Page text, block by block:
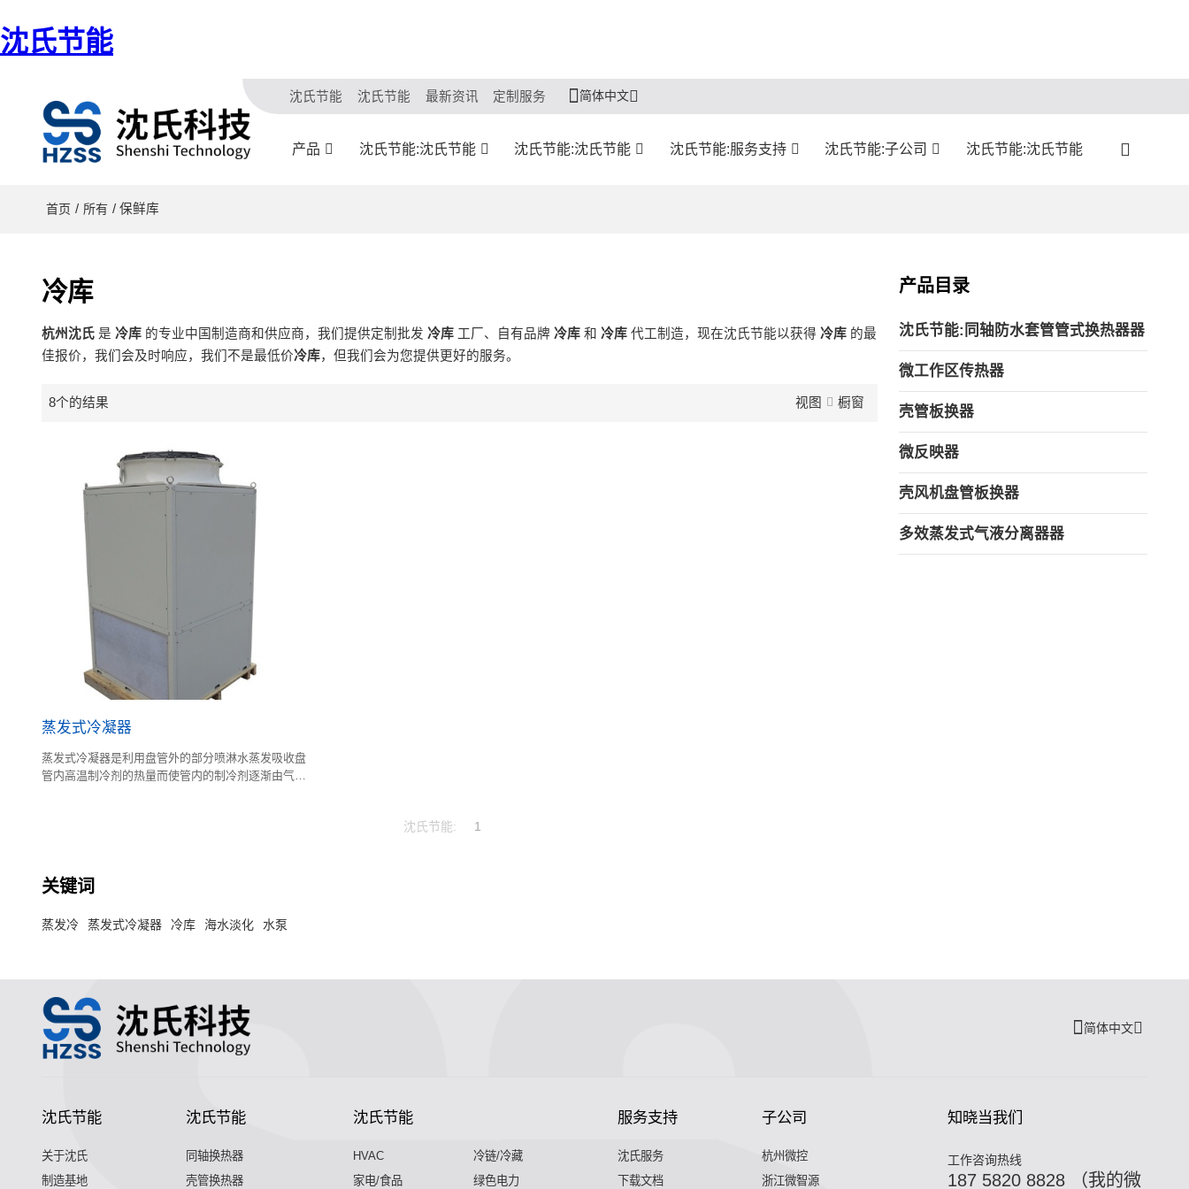
沈氏节能
沈氏节能 沈氏节能 最新资讯 定制服务 简体中文
产品 沈氏节能:沈氏节能 沈氏节能:沈氏节能 沈氏节能:服务支持 沈氏节能:子公司 沈氏节能:沈氏节能
首页 / 所有 / 保鲜库
冷库
杭州沈氏是 冷库的专业中国制造商和供应商，我们提供定制批发 冷库工厂、自有品牌 冷库和 冷库代工制造，现在沈氏节能以获得 冷库的最
佳报价，我们会及时响应，我们不是最低价冷库，但我们会为您提供更好的服务。
8个的结果 视图 橱窗
蒸发式冷凝器
蒸发式冷凝器是利用盘管外的部分喷淋水蒸发吸收盘
管内高温制冷剂的热量而使管内的制冷剂逐渐由气态
沈氏节能: 1
关键词
蒸发冷 蒸发式冷凝器 冷库 海水淡化 水泵
产品目录
沈氏节能:同轴防水套管管式换热器器
微工作区传热器
壳管板换器
微反映器
壳风机盘管板换器
多效蒸发式气液分离器器
简体中文
沈氏节能
关于沈氏
制造基地
沈氏节能
同轴换热器
壳管换热器
沈氏节能
HVAC
冷链/冷藏
家电/食品
绿色电力
服务支持
沈氏服务
下载文档
子公司
杭州微控
浙江微智源
知晓当我们
工作咨询热线
187 5820 8828 （我的微